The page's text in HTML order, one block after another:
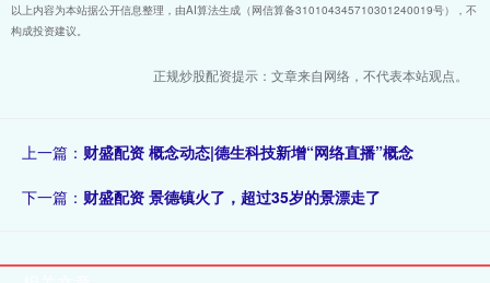
以上内容为本站据公开信息整理，由AI算法生成（网信算备310104345710301240019号），不
构成投资建议。
正规炒股配资提示：文章来自网络，不代表本站观点。
上一篇： 财盛配资 概念动态|德生科技新增“网络直播”概念
下一篇： 财盛配资 景德镇火了，超过35岁的景漂走了